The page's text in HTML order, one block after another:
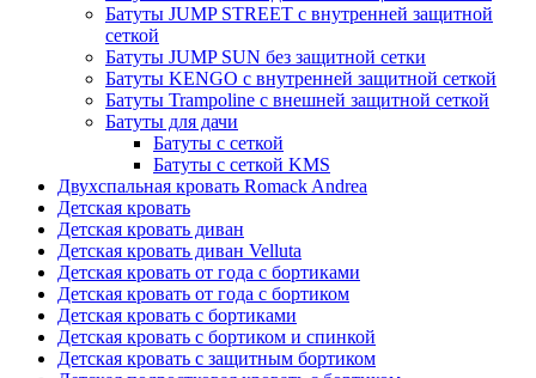
Батуты JUMP STREET с внутренней защитной
сеткой
Батуты JUMP SUN без защитной сетки
Батуты KENGO с внутренней защитной сеткой
Батуты Trampoline с внешней защитной сеткой
Батуты для дачи
Батуты с сеткой
Батуты с сеткой KMS
Двухспальная кровать Romack Andrea
Детская кровать
Детская кровать диван
Детская кровать диван Velluta
Детская кровать от года с бортиками
Детская кровать от года с бортиком
Детская кровать с бортиками
Детская кровать с бортиком и спинкой
Детская кровать с защитным бортиком